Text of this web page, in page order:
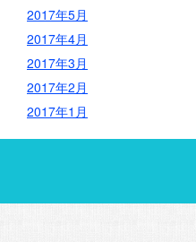
2017年5月
2017年4月
2017年3月
2017年2月
2017年1月